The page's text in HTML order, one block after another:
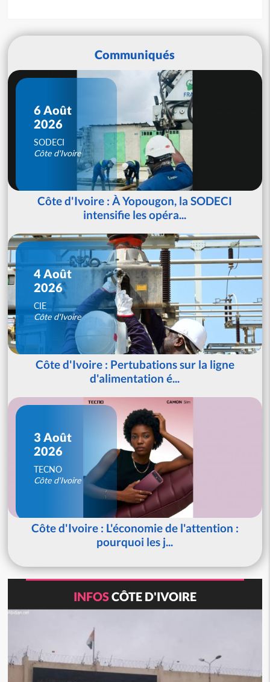
Communiqués
6 Août
2026
SODECI
Côte d'Ivoire
Côte d'Ivoire : À Yopougon, la SODECI
intensifie les opéra...
4 Août
2026
CIE
Côte d'Ivoire
Côte d'Ivoire : Pertubations sur la ligne
d'alimentation é...
3 Août
2026
TECNO
Côte d'Ivoire
Côte d'Ivoire : L'économie de l'attention :
pourquoi les j...
INFOSCÔTE D'IVOIRE